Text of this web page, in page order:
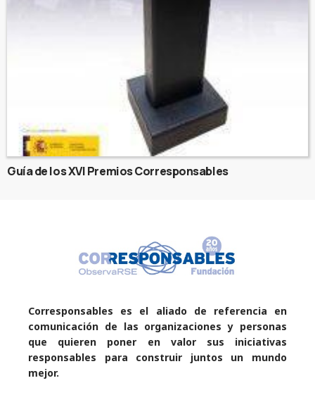
Guía de los XVI Premios Corresponsables
Corresponsables es el aliado de referencia en
comunicación de las organizaciones y personas
que quieren poner en valor sus iniciativas
responsables para construir juntos un mundo
mejor.